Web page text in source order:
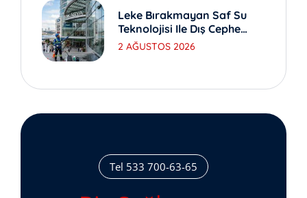
Leke Bırakmayan Saf Su
Teknolojisi Ile Dış Cephe
Yıkama
2 AĞUSTOS 2026
Tel 533 700-63-65